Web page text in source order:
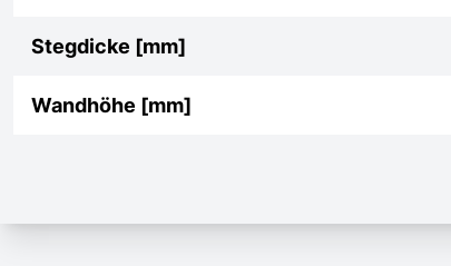
Stegdicke [mm]
Wandhöhe [mm]